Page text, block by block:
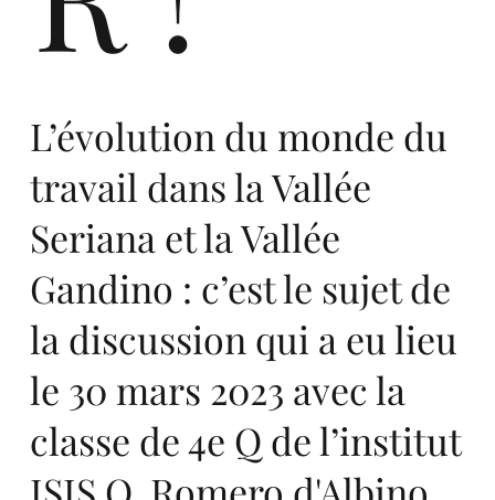
L’évolution du monde du
travail dans la Vallée
Seriana et la Vallée
Gandino : c’est le sujet de
la discussion qui a eu lieu
le 30 mars 2023 avec la
classe de 4e Q de l’institut
ers
te